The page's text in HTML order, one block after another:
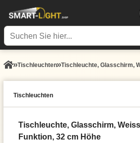
Tisch­leuchten Tischleuchte, Glasschirm,
Tisch­leuchten
Tischleuchte, Glasschirm,
Funktion, 32 cm Höhe